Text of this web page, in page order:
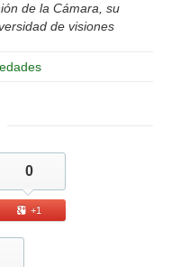
de la Cámara, su
de visiones
0
+1